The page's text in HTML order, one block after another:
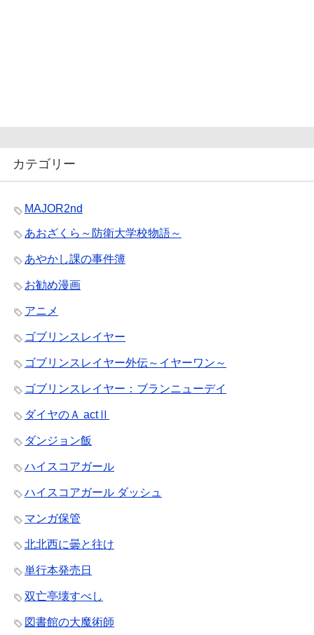
カテゴリー
MAJOR2nd
あおざくら～防衛大学校物語～
あやかし課の事件簿
お勧め漫画
アニメ
ゴブリンスレイヤー
ゴブリンスレイヤー外伝～イヤーワン～
ゴブリンスレイヤー：ブランニューデイ
ダイヤのＡ actⅡ
ダンジョン飯
ハイスコアガール
ハイスコアガール ダッシュ
マンガ保管
北北西に曇と往け
単行本発売日
双亡亭壊すべし
図書館の大魔術師